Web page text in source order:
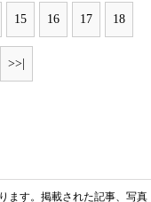
15 16 17 18
>>|
ます。掲載された記事、写真